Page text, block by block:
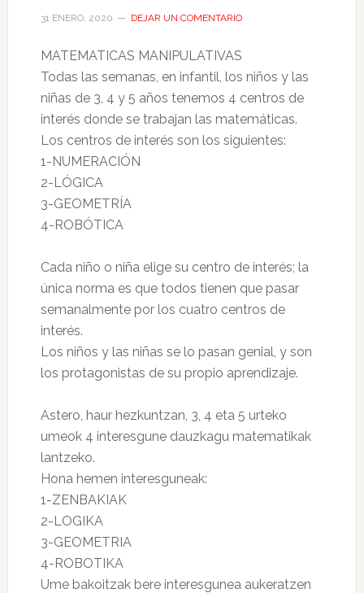
31 ENERO, 2020 DEJAR UN COMENTARIO
MATEMATICAS MANIPULATIVAS
Todas las semanas, en infantil, los niños y las
niñas de 3, 4 y 5 años tenemos 4 centros de
interés donde se trabajan las matemáticas.
Los centros de interés son los siguientes:
1-NUMERACIÓN
2-LÓGICA
3-GEOMETRÍA
4-ROBÓTICA
Cada niño o niña elige su centro de interés; la
única norma es que todos tienen que pasar
semanalmente por los cuatro centros de
interés.
Los niños y las niñas se lo pasan genial, y son
los protagonistas de su propio aprendizaje.
Astero, haur hezkuntzan, 3, 4 eta 5 urteko
umeok 4 interesgune dauzkagu matematikak
lantzeko.
Hona hemen interesguneak:
1-ZENBAKIAK
2-LOGIKA
3-GEOMETRIA
4-ROBOTIKA
Ume bakoitzak bere interesgunea aukeratzen